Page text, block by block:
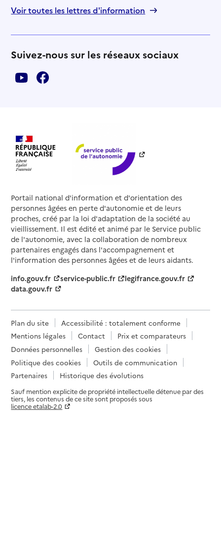
Voir toutes les lettres d'information
Suivez-nous sur les réseaux sociaux
Portail national d'information et d'orientation des
personnes âgées en perte d'autonomie et de leurs
proches, créé par la loi d'adaptation de la société au
vieillissement. Il est édité et animé par le Service public
de l'autonomie, avec la collaboration de nombreux
partenaires engagés dans l'accompagnement et
l'information des personnes âgées et de leurs aidants.
info.gouv.fr
service-public.fr
legifrance.gouv.fr
data.gouv.fr
Plan du site
Accessibilité : totalement conforme
Mentions légales
Contact
Prix et comparateurs
Données personnelles
Gestion des cookies
Politique des cookies
Outils de communication
Partenaires
Historique des évolutions
Sauf mention explicite de propriété intellectuelle détenue par des
tiers, les contenus de ce site sont proposés sous
licence etalab-2.0